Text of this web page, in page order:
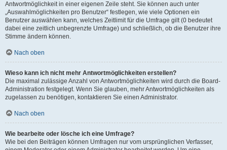
Antwortmöglichkeit in einer eigenen Zeile steht. Sie können auch unter
„Auswahlmöglichkeiten pro Benutzer“ festlegen, wie viele Optionen ein
Benutzer auswählen kann, welches Zeitlimit für die Umfrage gilt (0 bedeutet
dabei eine zeitlich unbegrenzte Umfrage) und schließlich, ob die Benutzer ihre
Stimme ändern können.
Nach oben
Wieso kann ich nicht mehr Antwortmöglichkeiten erstellen?
Die maximal zulässige Anzahl von Antwortmöglichkeiten wird durch die Board-
Administration festgelegt. Wenn Sie glauben, mehr Antwortmöglichkeiten als
zugelassen zu benötigen, kontaktieren Sie einen Administrator.
Nach oben
Wie bearbeite oder lösche ich eine Umfrage?
Wie bei den Beiträgen können Umfragen nur vom ursprünglichen Verfasser,